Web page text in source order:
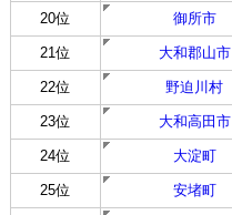
20位 御所市
21位 大和郡山市
22位 野迫川村
23位 大和高田市
24位 大淀町
25位 安堵町